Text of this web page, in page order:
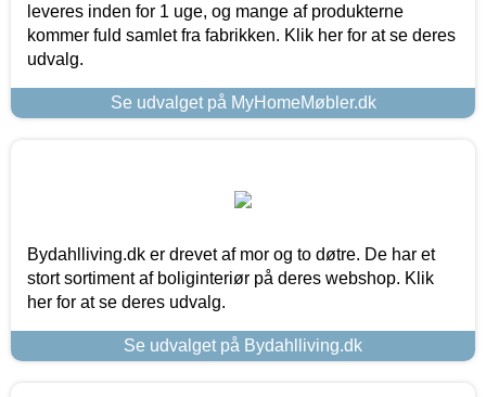
leveres inden for 1 uge, og mange af produkterne
kommer fuld samlet fra fabrikken. Klik her for at se deres
udvalg.
Se udvalget på MyHomeMøbler.dk
Bydahlliving.dk er drevet af mor og to døtre. De har et
stort sortiment af boliginteriør på deres webshop. Klik
her for at se deres udvalg.
Se udvalget på Bydahlliving.dk